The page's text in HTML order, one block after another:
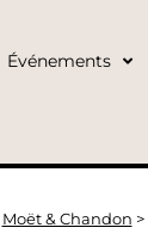
Événements
Moët & Chandon >